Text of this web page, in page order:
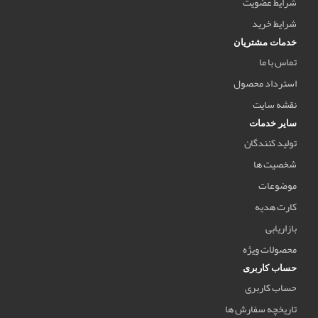
شرایط خرید
خدمات مشتریان
تماس با ما
استرداد محصول
نقشه سایت
سایر خدمات
تولید کنندگان
شخصیت ها
موضوعات
کارت هدیه
بازاریابی
محصولات ویژه
حساب کاربری
حساب کاربری
تاریخچه سفارش ها